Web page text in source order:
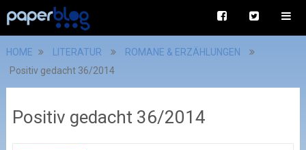
HOME LITERATUR
ROMANE & ERZÄHLUNGEN
Positiv gedacht 36/2014
Positiv gedacht 36/2014